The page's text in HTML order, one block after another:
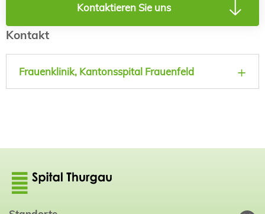
Kontaktieren Sie uns
Kontakt
Frauenklinik, Kantonsspital Frauenfeld